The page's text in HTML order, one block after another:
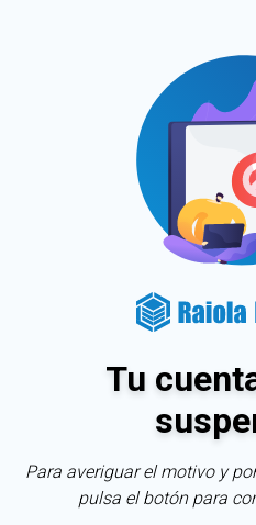
Tu
Para averiguar el motivo y
pulsa el botón para